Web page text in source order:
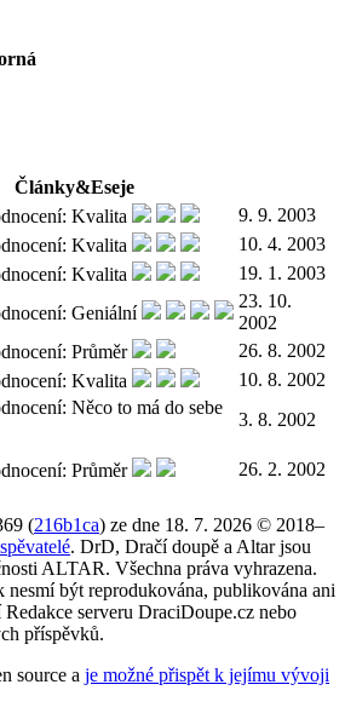
Články&Eseje
9. 9. 2003
10. 4. 2003
19. 1. 2003
23. 10.
2002
26. 8. 2002
10. 8. 2002
3. 8. 2002
26. 2. 2002
(216b1ca) ze dne 18. 7. 2026 © 2018–
. DrD, Dračí doupě a Altar jsou
ALTAR. Všechna práva vyhrazena.
nesmí být reprodukována, publikována ani
serveru DraciDoupe.cz nebo
příspěvků.
source a je možné přispět k jejímu vývoji